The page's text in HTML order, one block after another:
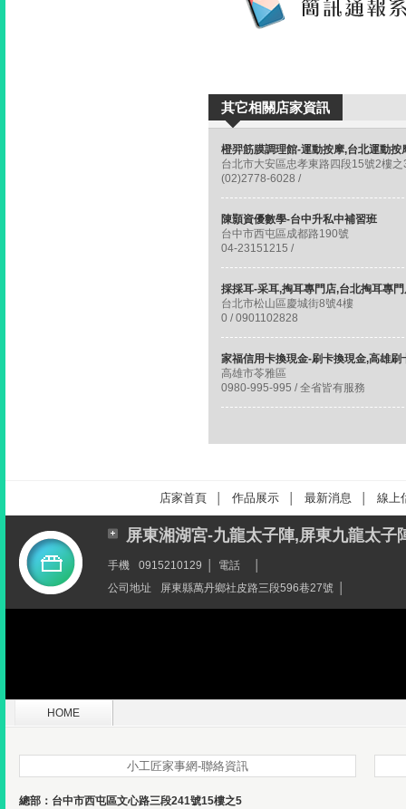
其它相關店家資訊
台北市大安區忠孝東路四段15號2樓之
(02)2778-6028 /
陳顥資優數學-台中升私中補習班
台中市西屯區成都路190號
04-23151215 /
採採耳-采耳,掏耳專門店,台北掏耳專門
台北市松山區慶城街8號4樓
0 / 0901102828
高雄市苓雅區
0980-995-995 / 全省皆有服務
店家首頁 作品展示 最新消息 線上
屏東湘湖宮-九龍太子陣,屏東九龍太子
手機 0915210129 電話
公司地址
屏東縣萬丹鄉社皮路三段596巷27號
HOME
小工匠家事網-聯絡資訊
總部：台中市西屯區文心路三段241號15樓之5